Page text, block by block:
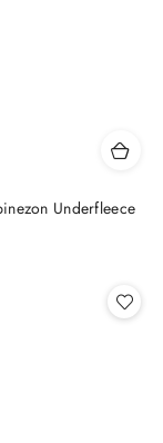
Underfleece